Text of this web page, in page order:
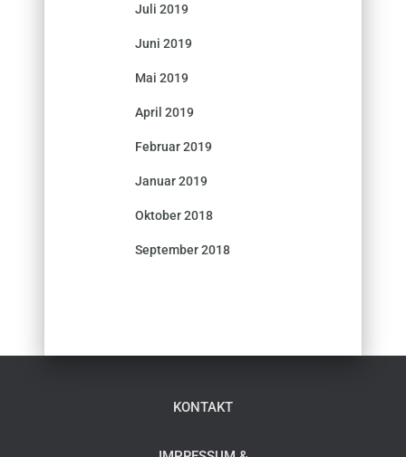
Juli 2019
Juni 2019
Mai 2019
April 2019
Februar 2019
Januar 2019
Oktober 2018
September 2018
KONTAKT